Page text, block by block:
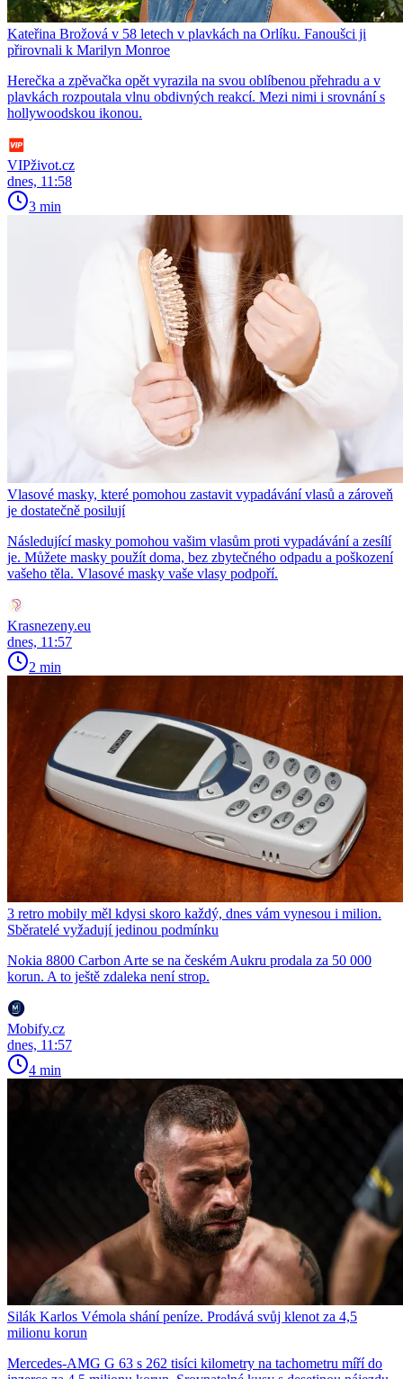
Kateřina Brožová v 58 letech v plavkách na Orlíku. Fanoušci ji
přirovnali k Marilyn Monroe
Herečka a zpěvačka opět vyrazila na svou oblíbenou přehradu a v
plavkách rozpoutala vlnu obdivných reakcí. Mezi nimi i srovnání s
hollywoodskou ikonou.
VIPživot.cz
dnes, 11:58
3 min
Vlasové masky, které pomohou zastavit vypadávání vlasů a zároveň
je dostatečně posilují
Následující masky pomohou vašim vlasům proti vypadávání a zesílí
je. Můžete masky použít doma, bez zbytečného odpadu a poškození
vašeho těla. Vlasové masky vaše vlasy podpoří.
Krasnezeny.eu
dnes, 11:57
2 min
3 retro mobily měl kdysi skoro každý, dnes vám vynesou i milion.
Sběratelé vyžadují jedinou podmínku
Nokia 8800 Carbon Arte se na českém Aukru prodala za 50 000
korun. A to ještě zdaleka není strop.
Mobify.cz
dnes, 11:57
4 min
Silák Karlos Vémola shání peníze. Prodává svůj klenot za 4,5
milionu korun
Mercedes-AMG G 63 s 262 tisíci kilometry na tachometru míří do